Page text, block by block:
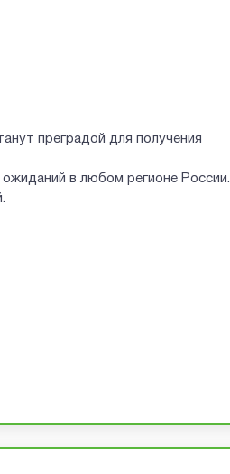
преградой для получения
ожиданий в любом регионе России.